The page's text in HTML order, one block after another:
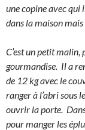
une copine avec qui
dans la maison
C’est un petit malin,
gourmandise. Il a
de 12 kg avec le
ranger à l’abri sous
ouvrir la porte.
pour manger les